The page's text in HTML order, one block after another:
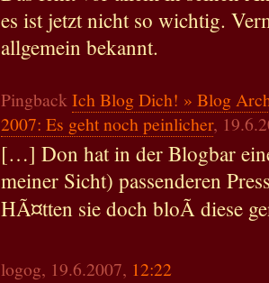
es ist jetzt nicht so wichtig.
allgemein bekannt.
PingbackIch Blog Dich! » Blog
2007: Es geht noch peinlicher,
[…] Don hat in der Blogbar
meiner Sicht) passenderen
HÃ¤tten sie doch bloÃ diese
logog, 19.6.2007, 12:22